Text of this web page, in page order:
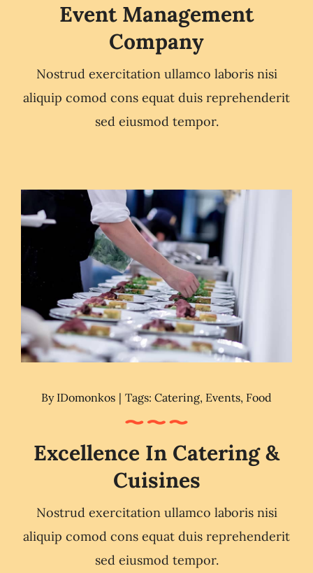
Event Management
Company
Nostrud exercitation ullamco laboris nisi
aliquip comod cons equat duis reprehenderit
sed eiusmod tempor.
By IDomonkos | Tags: Catering, Events, Food
Excellence In Catering &
Cuisines
Nostrud exercitation ullamco laboris nisi
aliquip comod cons equat duis reprehenderit
sed eiusmod tempor.